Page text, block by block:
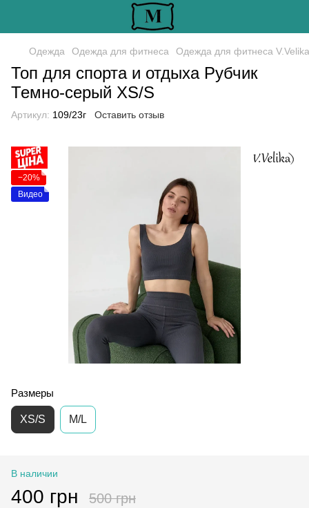
Одежда Одежда для фитнеса Одежда для фитнеса V.Velika
Топ для спорта и отдыха Рубчик
Темно-серый XS/S
Артикул: 109/23г Оставить отзыв
−20%
Видео
Размеры
XS/S M/L
В наличии
400 грн 500 грн